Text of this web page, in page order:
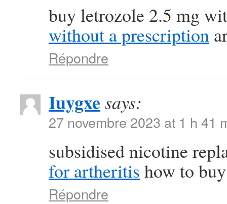
buy letrozole 2.5 mg
without a prescription
Répondre
Iuygxe says:
27 novembre 2023 at 1 h 41
subsidised nicotine
for artheritis how to
Répondre